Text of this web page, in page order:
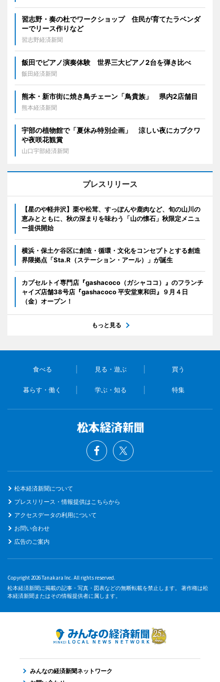
習志野・奏の杜でワークショップ 住民が育てたラベンダ
ーでリース作りなど
習志野経済新聞
飯田でピアノ演奏体験 世界三大ピアノ2台を弾き比べ
飯田経済新聞
熊本・新市街に焼き鳥チェーン「鳥貴族」 県内2店舗目
熊本経済新聞
宇部の植物館で「夏休み特別企画」 涼しい夜にカブクワ
や夜咲花観賞
山口宇部経済新聞
プレスリリース
【星のや軽井沢】栗や松茸、すっぽんや鹿肉など、旬の山川の
恵みとともに、秋の深まりを味わう「山の懐石」秋限定メニュ
ー提供開始
横浜・保土ケ谷区に創造・循環・文化をコンセプトとする創造
界隈拠点「Sta.R（ステーション・アール）」が誕生
カプセルトイ専門店『gashacoco（ガシャココ）』のフランチ
ャイズ店舗38号店『gashacoco 平安堂東和田』９月４日
（金）オープン！
もっと見る
食べる 見る・遊ぶ 買う
暮らす・働く 学ぶ・知る 特集
松本経済新聞について
プレスリリース・情報提供はこちらから
アクセスデータの利用について
お問い合わせ
広告のご案内
Copyright 2026 Tanakara Inc. All rights reserved.
松本経済新聞に掲載の記事・写真・図表などの無断転載を禁止します。 著作権は松
本経済新聞またはその情報提供者に属します。
みんなの経済新聞ネットワーク